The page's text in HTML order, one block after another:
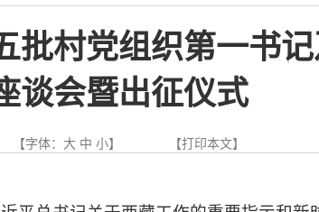
批村党组织第一书
谈会暨出征仪式
【字体： 大 中 小】 【打印本文】